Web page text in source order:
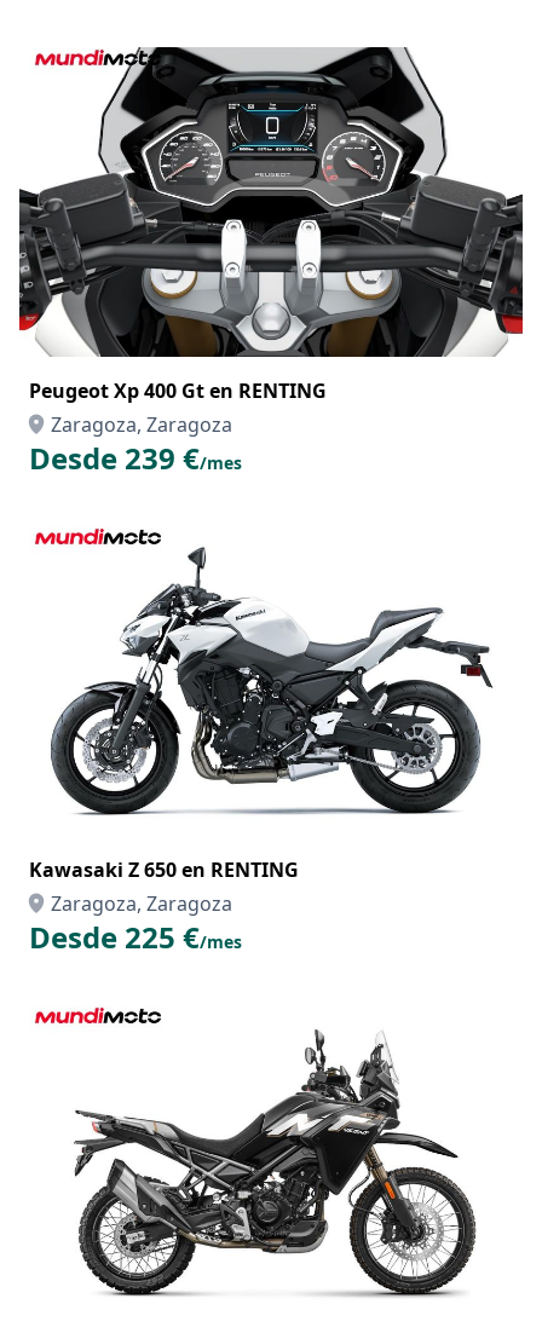
Peugeot Xp 400 Gt en RENTING
Zaragoza, Zaragoza
Desde 239 €/mes
Kawasaki Z 650 en RENTING
Zaragoza, Zaragoza
Desde 225 €/mes